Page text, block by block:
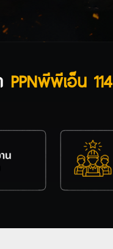
PPNพีพีเอ็น 114